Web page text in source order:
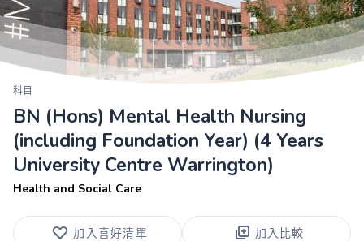
科目
BN (Hons) Mental Health Nursing
(including Foundation Year) (4 Years
University Centre Warrington)
Health and Social Care
加入喜好清單 加入比較